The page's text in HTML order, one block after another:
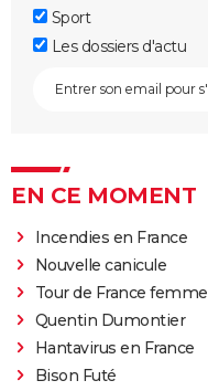
Sport
Les dossiers d'actu
EN CE MOMENT
Incendies en France
Nouvelle canicule
Tour de France
Quentin Dumontier
Hantavirus en France
Bison Futé